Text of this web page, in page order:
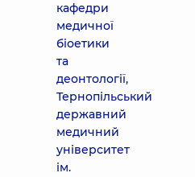
кафедри
медичної
біоетики
та
деонтології,
Тернопільський
державний
медичний
університет
ім.